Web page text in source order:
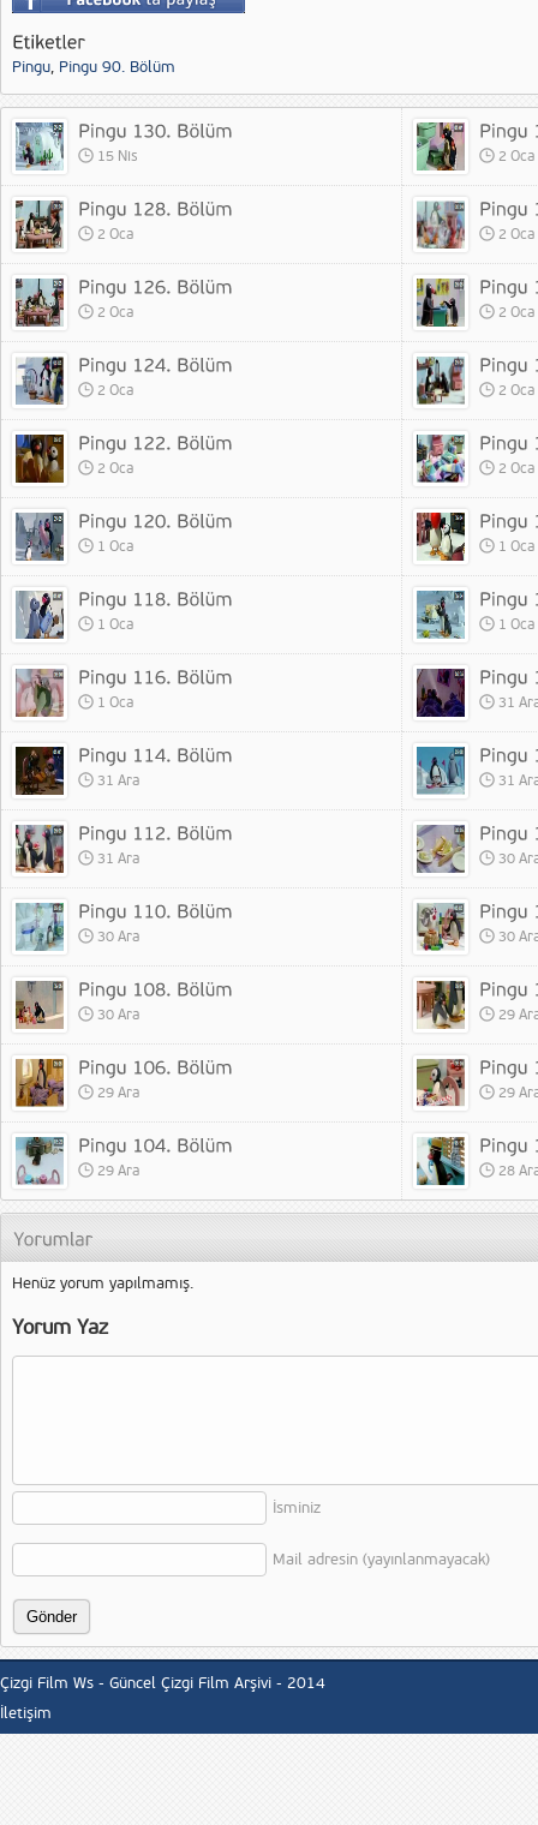
Pingu, Pingu 90. Bölüm
15 Nis 2 Oca
2 Oca 2 Oca
2 Oca 2 Oca
2 Oca 2 Oca
2 Oca 2 Oca
1 Oca 1 Oca
1 Oca 1 Oca
1 Oca 31
31 Ara 31
31 Ara 30
30 Ara 30
30 Ara 29
29 Ara 29
29 Ara 28
Henüz yorum yapılmamış.
Yorum Yaz
İsminiz
Mail adresin (yayınlanmayacak)
Çizgi Film Ws - Güncel Çizgi Film Arşivi - 2014
İletişim